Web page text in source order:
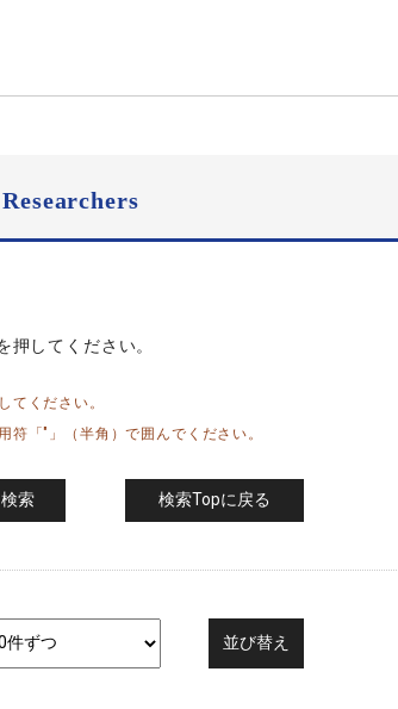
してください。
てください。
「"」（半角）で囲んでください。